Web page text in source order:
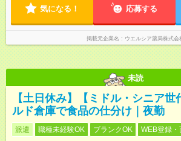
気になる！ 応募する
掲載元企業名 ウエルシア薬局株式会
未読
【土日休み】【ミドル・シニア
ルド倉庫で食品の仕分け｜夜勤
派遣 職種未経験OK ブランクOK WEB登録・